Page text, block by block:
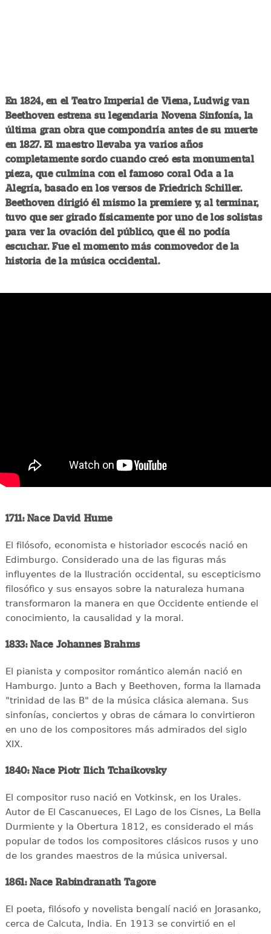
En 1824, en el Teatro Imperial de Viena, Ludwig van
Beethoven estrena su legendaria Novena Sinfonía, la
última gran obra que compondría antes de su muerte
en 1827. El maestro llevaba ya varios años
completamente sordo cuando creó esta monumental
pieza, que culmina con el famoso coral Oda a la
Alegría, basado en los versos de Friedrich Schiller.
Beethoven dirigió él mismo la premiere y, al terminar,
tuvo que ser girado físicamente por uno de los solistas
para ver la ovación del público, que él no podía
escuchar. Fue el momento más conmovedor de la
historia de la música occidental.
1711: Nace David Hume
El filósofo, economista e historiador escocés nació en
Edimburgo. Considerado una de las figuras más
influyentes de la Ilustración occidental, su escepticismo
filosófico y sus ensayos sobre la naturaleza humana
transformaron la manera en que Occidente entiende el
conocimiento, la causalidad y la moral.
1833: Nace Johannes Brahms
El pianista y compositor romántico alemán nació en
Hamburgo. Junto a Bach y Beethoven, forma la llamada
"trinidad de las B" de la música clásica alemana. Sus
sinfonías, conciertos y obras de cámara lo convirtieron
en uno de los compositores más admirados del siglo
XIX.
1840: Nace Piotr Ilich Tchaikovsky
El compositor ruso nació en Votkinsk, en los Urales.
Autor de El Cascanueces, El Lago de los Cisnes, La Bella
Durmiente y la Obertura 1812, es considerado el más
popular de todos los compositores clásicos rusos y uno
de los grandes maestros de la música universal.
1861: Nace Rabindranath Tagore
El poeta, filósofo y novelista bengalí nació en Jorasanko,
cerca de Calcuta, India. En 1913 se convirtió en el